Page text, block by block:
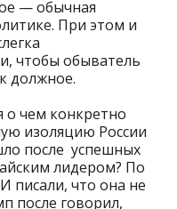
— обычная
При этом и
чтобы обыватель
должное.
о чем конкретно
изоляцию России
после успешных
лидером? По
писали, что она не
после говорил,